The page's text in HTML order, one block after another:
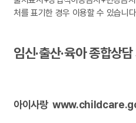
임신·출산·육아 종합상
아이사랑